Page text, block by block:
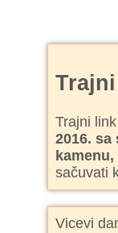
Trajni
2016. sa
sačuvati
Vicevi